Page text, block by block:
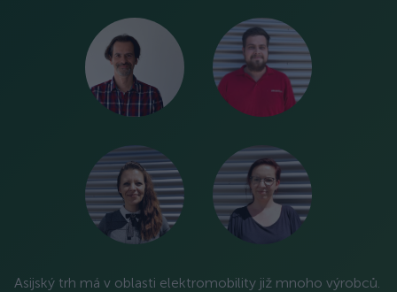
Asijský trh má v oblasti elektromobility již mnoho výrobců.